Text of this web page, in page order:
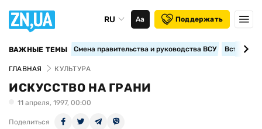
RU Аа Поддержать
ВАЖНЫЕ ТЕМЫ Смена правительства и руководства ВСУ
ГЛАВНАЯ КУЛЬТУРА
ИСКУССТВО НА ГРАНИ
11 апреля, 1997, 00:00
Поделиться